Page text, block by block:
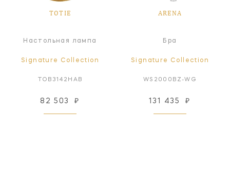
TOTIE
Настольная лампа
Signature Collection
TOB3142HAB
82 503 ₽
ARENA
Бра
Signature Collection
WS2000BZ-WG
131 435 ₽